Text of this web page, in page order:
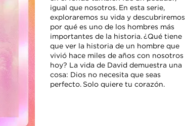
igual que nosotros. En esta serie,
exploraremos su vida y descubriremos
por qué es uno de los hombres más
importantes de la historia. ¿Qué tiene
que ver la historia de un hombre que
vivió hace miles de años con nosotros
hoy? La vida de David demuestra una
cosa: Dios no necesita que seas
perfecto. Solo quiere tu corazón.